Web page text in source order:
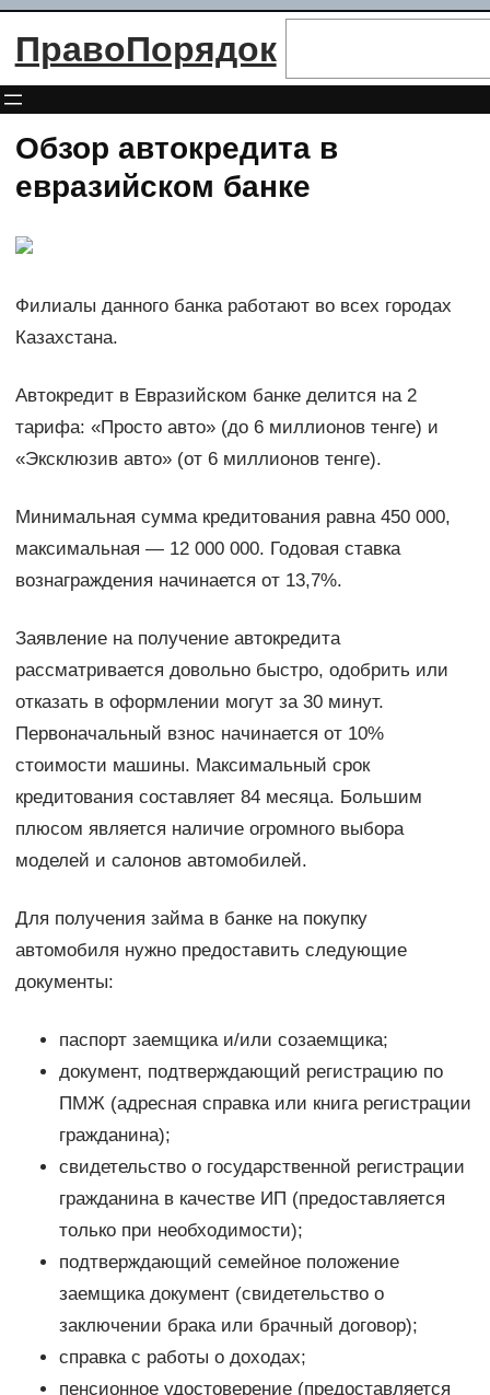
Перейти
ПравоПорядок
Обзор автокредита в
евразийском банке
Филиалы данного банка работают во всех городах
Казахстана.
Автокредит в Евразийском банке делится на 2
тарифа: «Просто авто» (до 6 миллионов тенге) и
«Эксклюзив авто» (от 6 миллионов тенге).
Минимальная сумма кредитования равна 450 000,
максимальная — 12 000 000. Годовая ставка
вознаграждения начинается от 13,7%.
Заявление на получение автокредита
рассматривается довольно быстро, одобрить или
отказать в оформлении могут за 30 минут.
Первоначальный взнос начинается от 10%
стоимости машины. Максимальный срок
кредитования составляет 84 месяца. Большим
плюсом является наличие огромного выбора
моделей и салонов автомобилей.
Для получения займа в банке на покупку
автомобиля нужно предоставить следующие
документы:
паспорт заемщика и/или созаемщика;
документ, подтверждающий регистрацию по
ПМЖ (адресная справка или книга регистрации
гражданина);
свидетельство о государственной регистрации
гражданина в качестве ИП (предоставляется
только при необходимости);
подтверждающий семейное положение
заемщика документ (свидетельство о
заключении брака или брачный договор);
справка с работы о доходах;
пенсионное удостоверение (предоставляется